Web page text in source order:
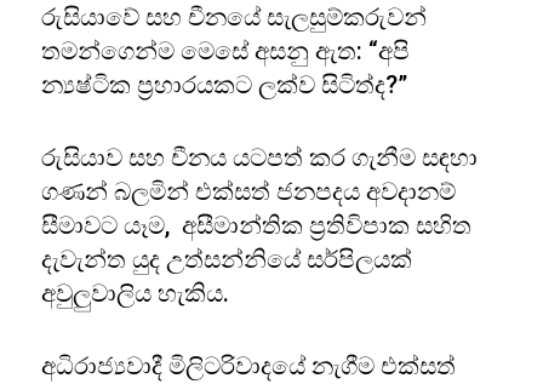
රුසියාවේ සහ චීනයේ සැලසුම්කරුවන්
තමන්ගෙන්ම මෙසේ අසනු ඇත: “අපි
න්‍යෂ්ටික ප්‍රහාරයකට ලක්ව සිටිත්ද?”
රුසියාව සහ චීනය යටපත් කර ගැනීම සඳහා
ගණන් බලමින් එක්සත් ජනපදය අවදානම්
සීමාවට යෑම, අසීමාන්තික ප්‍රතිවිපාක සහිත
දැවැන්ත යුද උත්සන්නියේ සර්පිලයක්
අවුලුවාලිය හැකිය.
අධිරාජ්‍යවාදී මිලිටරිවාදයේ නැගීම එක්සත්